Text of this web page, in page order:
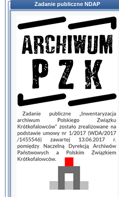
Zadanie publiczne NDAP